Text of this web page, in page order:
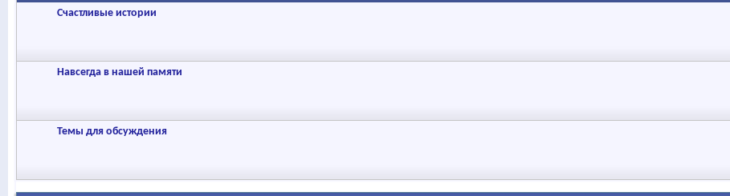
Счастливые истории
Навсегда в нашей памяти
Темы для обсуждения